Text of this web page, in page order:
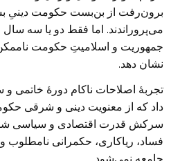
برون‌رفت از بن‌بست حکومت دینیِ
می‌پروراندند. اما فقط دو یا سه سال
جمهوریت و اسلامیتِ حکومت ناممکن
نشان دهد.
تجربهٔ اصلاحات ناکام دورهٔ
داد که از معنویت دینی و شرقی
سرکش قدرت اقتصادی و سیاسی
فساد، ریاکاری، حکمرانی نامطلوب و
جامعه نمی‌شود.